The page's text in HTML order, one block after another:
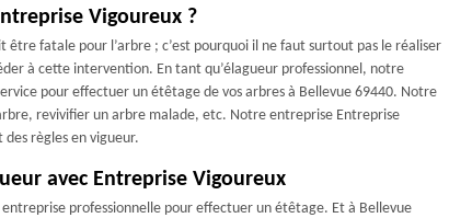
Vigoureux ?
fatale pour l’arbre ; c’est pourquoi il ne faut surtout pas le réaliser
à cette intervention. En tant qu’élagueur professionnel, notre
pour effectuer un étêtage de vos arbres à Bellevue 69440. Notre
revivifier un arbre malade, etc. Notre entreprise Entreprise
règles en vigueur.
avec Entreprise Vigoureux
professionnelle pour effectuer un étêtage. Et à Bellevue
soigné très professionnel.je
Travail soigné Je recommande